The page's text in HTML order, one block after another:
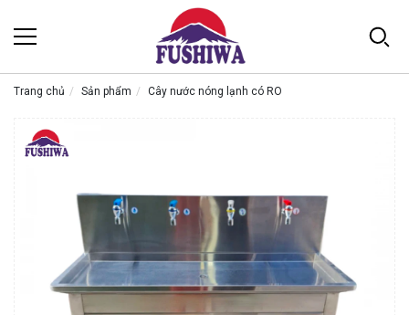
Trang chủ Sản phẩm Cây nước nóng lạnh có RO